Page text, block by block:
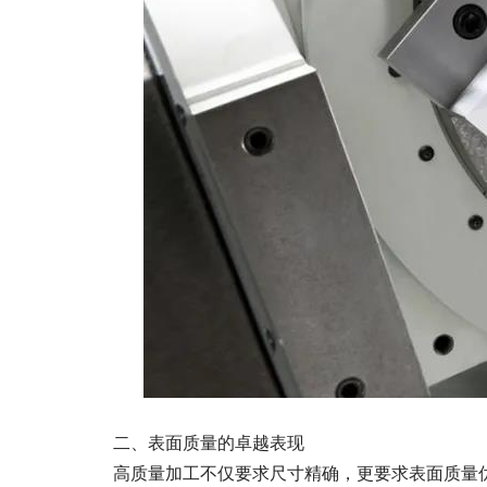
二、表面质量的卓越表现
高质量加工不仅要求尺寸精确，更要求表面质量